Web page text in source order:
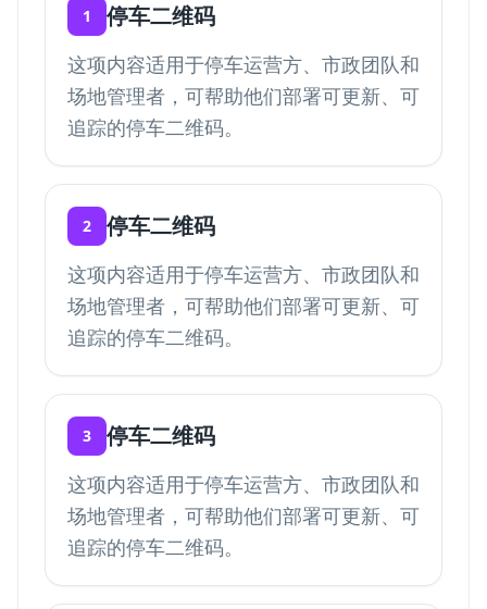
1 停车二维码
这项内容适用于停车运营方、市政团队和
场地管理者，可帮助他们部署可更新、可
追踪的停车二维码。
2 停车二维码
这项内容适用于停车运营方、市政团队和
场地管理者，可帮助他们部署可更新、可
追踪的停车二维码。
3 停车二维码
这项内容适用于停车运营方、市政团队和
场地管理者，可帮助他们部署可更新、可
追踪的停车二维码。